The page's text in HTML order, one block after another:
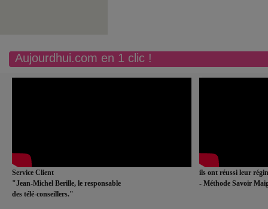
Aujourdhui.com en 1 clic !
Service Client
"Jean-Michel Berille, le responsable
des télé-conseillers."
ils ont réussi leur
- Méthode Savoir